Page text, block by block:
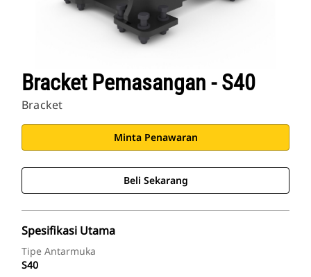
Bracket Pemasangan - S40
Bracket
Minta Penawaran
Beli Sekarang
Spesifikasi Utama
Tipe Antarmuka
S40